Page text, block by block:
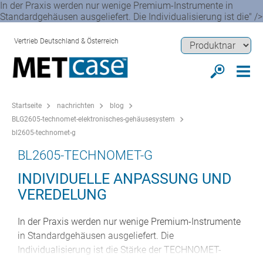
In der Praxis werden nur wenige Premium-Instrumente in
Standardgehäusen ausgeliefert. Die Individualisierung ist die" />
Vertrieb Deutschland & Österreich
Startseite nachrichten
blog
BLG2605-technomet-elektronisches-gehäusesystem
bl2605-technomet-g
BL2605-TECHNOMET-G
INDIVIDUELLE ANPASSUNG UND
VEREDELUNG
In der Praxis werden nur wenige Premium-Instrumente
in Standardgehäusen ausgeliefert. Die
Individualisierung ist die Stärke der TECHNOMET-